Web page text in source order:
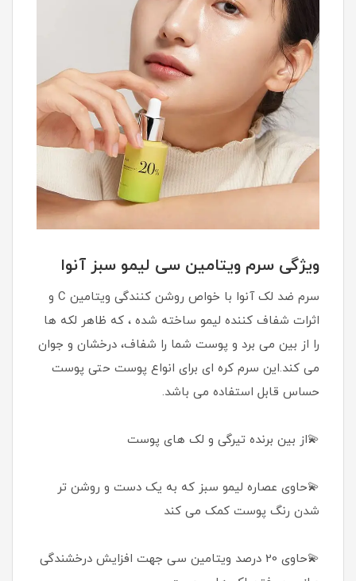
ویژگی‌ سرم ویتامین سی لیمو سبز آنوا
سرم ضد لک آنوا با خواص روشن کنندگی ویتامین C و
اثرات شفاف کننده لیمو ساخته شده ، که ظاهر لکه ها
را از بین می برد و پوست شما را شفاف، درخشان و جوان
می کند.این سرم کره ای برای انواع پوست حتی پوست
حساس قابل استفاده می باشد.
💫از بین برنده تیرگی و لک های پوست
💫حاوی عصاره لیمو سبز که به یک دست و روشن تر
شدن رنگ پوست کمک می کند
💫حاوی 20 درصد ویتامین سی جهت افزایش درخشندگی